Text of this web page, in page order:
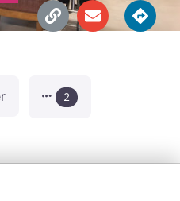
2